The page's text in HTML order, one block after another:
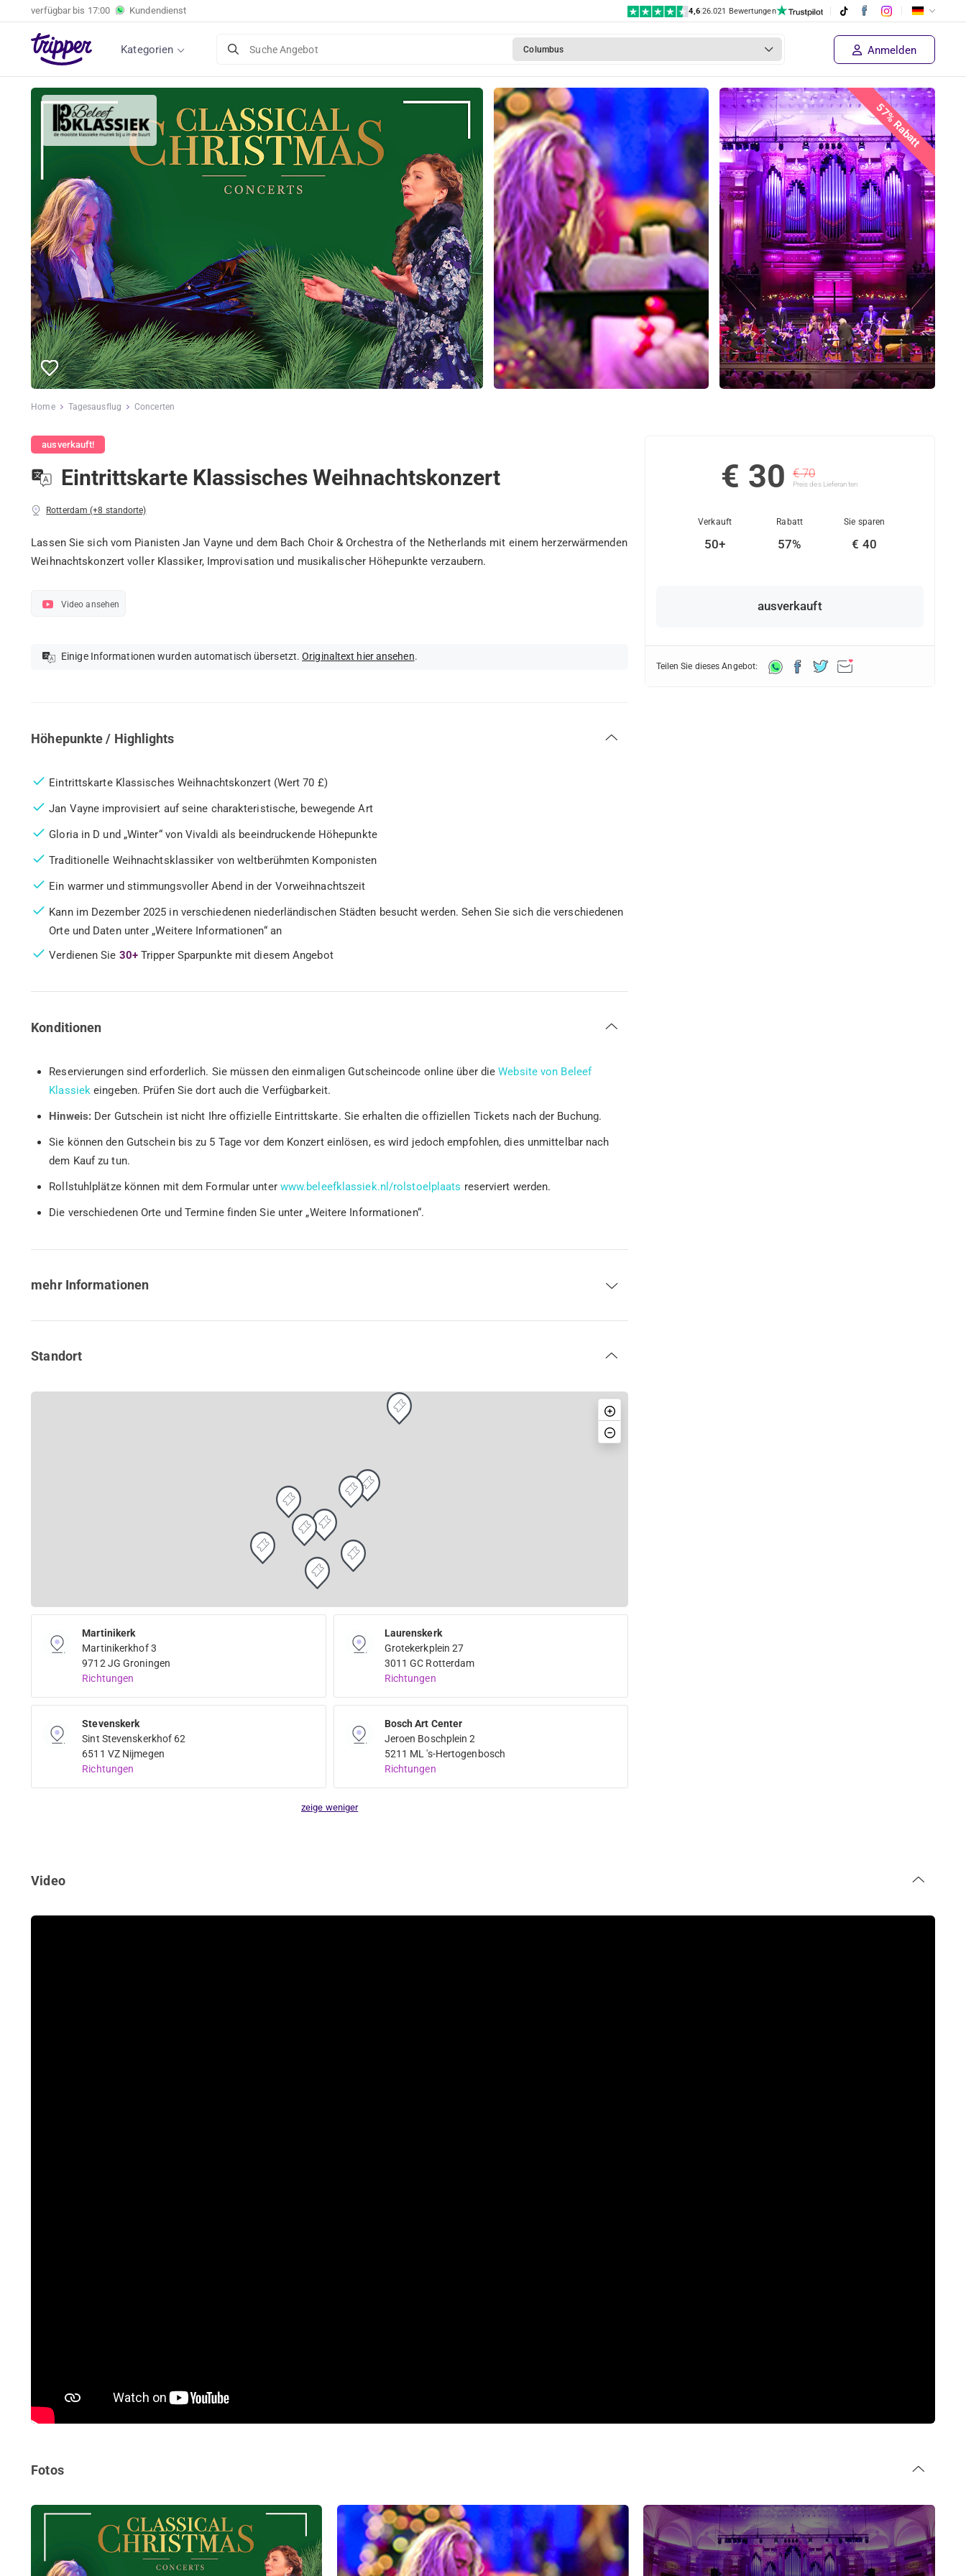
verfügbar bis 17:00 Kundendienst 4,6|26.021 Bewertungen
Kategorien Suche Angebot Columbus Anmelden
57% Rabatt
Home Tagesausflug Concerten
ausverkauft!
Eintrittskarte Klassisches Weihnachtskonzert
Rotterdam (+8 standorte)
Lassen Sie sich vom Pianisten Jan Vayne und dem Bach Choir & Orchestra of the Netherlands mit einem herzerwärmenden
Weihnachtskonzert voller Klassiker, Improvisation und musikalischer Höhepunkte verzaubern.
Video ansehen
Einige Informationen wurden automatisch übersetzt.Originaltext hier ansehen.
Höhepunkte / Highlights
Eintrittskarte Klassisches Weihnachtskonzert (Wert 70 £)
Jan Vayne improvisiert auf seine charakteristische, bewegende Art
Gloria in D und „Winter“ von Vivaldi als beeindruckende Höhepunkte
Traditionelle Weihnachtsklassiker von weltberühmten Komponisten
Ein warmer und stimmungsvoller Abend in der Vorweihnachtszeit
Kann im Dezember 2025 in verschiedenen niederländischen Städten besucht werden. Sehen Sie sich die verschiedenen
Orte und Daten unter „Weitere Informationen“ an
Verdienen Sie 30+Tripper Sparpunkte mit diesem Angebot
Konditionen
Reservierungen sind erforderlich. Sie müssen den einmaligen Gutscheincode online über dieWebsite von Beleef
Klassiek eingeben. Prüfen Sie dort auch die Verfügbarkeit.
Hinweis: Der Gutschein ist nicht Ihre offizielle Eintrittskarte. Sie erhalten die offiziellen Tickets nach der Buchung.
Sie können den Gutschein bis zu 5 Tage vor dem Konzert einlösen, es wird jedoch empfohlen, dies unmittelbar nach
dem Kauf zu tun.
Rollstuhlplätze können mit dem Formular unter www.beleefklassiek.nl/rolstoelplaats reserviert werden.
Die verschiedenen Orte und Termine finden Sie unter „Weitere Informationen“.
mehr Informationen
Standort
Martinikerk
Martinikerkhof 3
9712 JG Groningen
Richtungen
Laurenskerk
Grotekerkplein 27
3011 GC Rotterdam
Richtungen
Stevenskerk
Sint Stevenskerkhof 62
6511 VZ Nijmegen
Richtungen
Bosch Art Center
Jeroen Boschplein 2
5211 ML 's-Hertogenbosch
Richtungen
zeige weniger
€ 30 € 70
Preis des Lieferanten
Verkauft
50+
Rabatt
57%
Sie sparen
€ 40
ausverkauft
Teilen Sie dieses Angebot:
Video
Fotos